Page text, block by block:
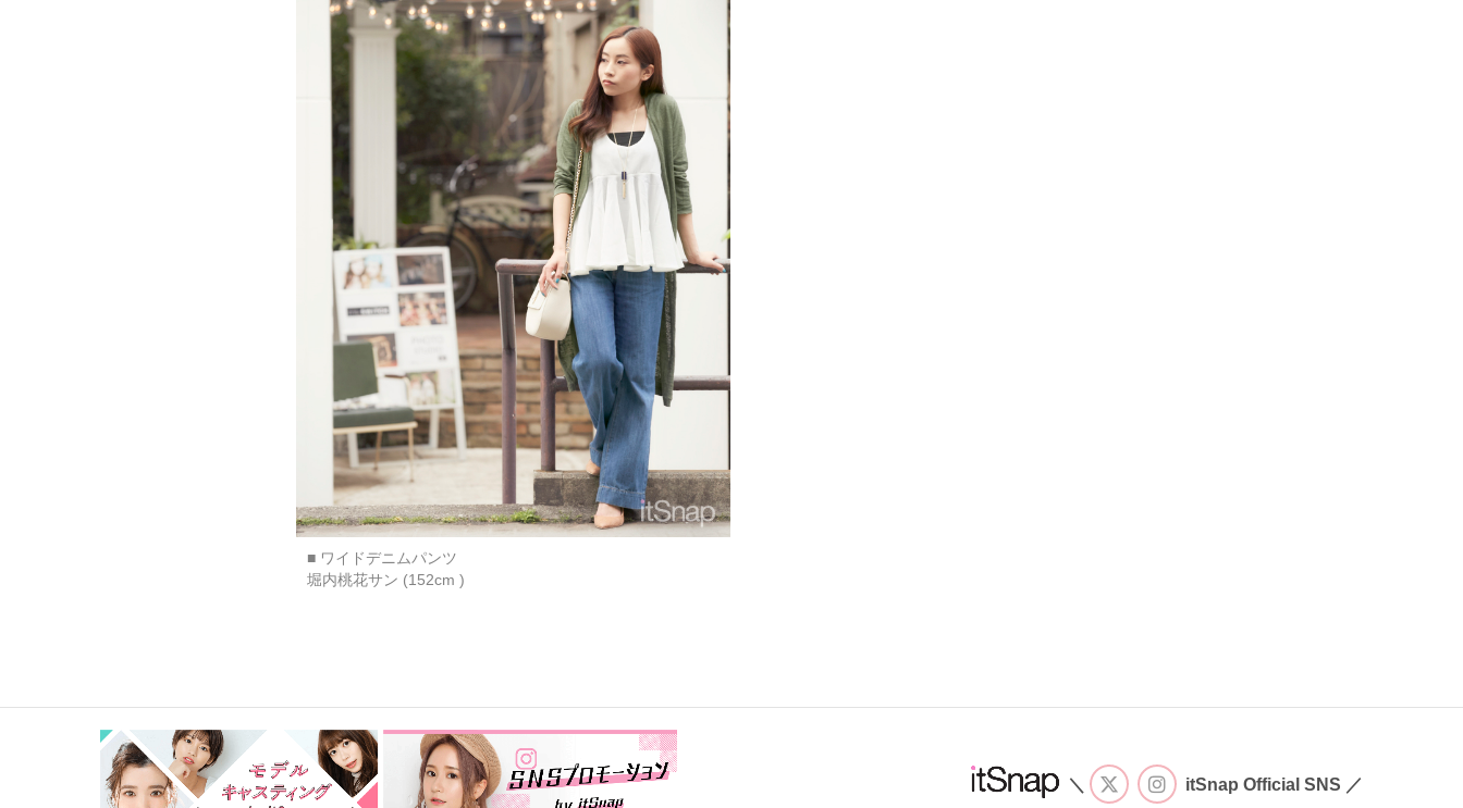
■ ワイドデニムパンツ
堀内桃花サン (152cm )
＼ itSnap Official SNS ／